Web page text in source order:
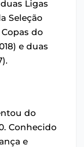
Ligas
Seleção
do
e duas
do
Conhecido
e